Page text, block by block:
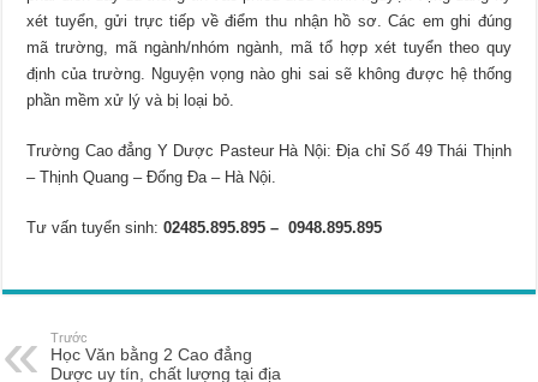
xét tuyển, gửi trực tiếp về điểm thu nhận hồ sơ. Các em ghi đúng
mã trường, mã ngành/nhóm ngành, mã tổ hợp xét tuyển theo quy
định của trường. Nguyện vọng nào ghi sai sẽ không được hệ thống
phần mềm xử lý và bị loại bỏ.
Trường Cao đẳng Y Dược Pasteur Hà Nội: Địa chỉ Số 49 Thái Thịnh
– Thịnh Quang – Đống Đa – Hà Nội.
Tư vấn tuyển sinh: 02485.895.895 – 0948.895.895
Trước
Học Văn bằng 2 Cao đẳng
Dược uy tín, chất lượng tại địa